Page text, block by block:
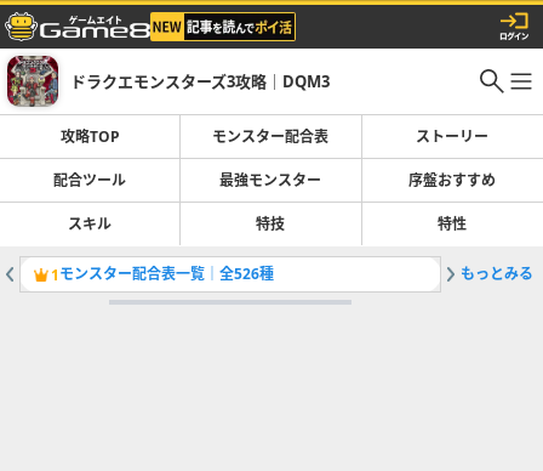
ドラクエモンスターズ3攻略｜DQM3
攻略TOP モンスター配合表 ストーリー
配合ツール 最強モンスター 序盤おすすめ
スキル 特技 特性
1モンスター配合表一覧｜全526種 2おすす
もっとみる